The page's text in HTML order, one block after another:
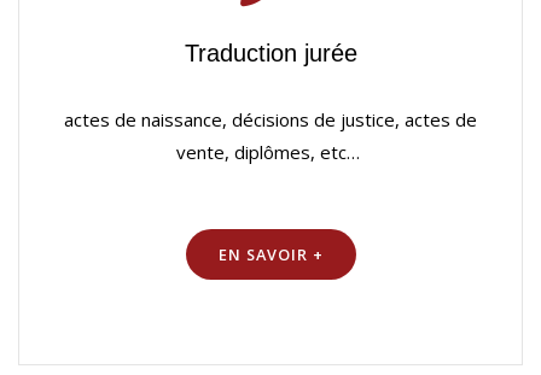
Traduction jurée
actes de naissance, décisions de justice, actes de
vente, diplômes, etc…
EN SAVOIR +